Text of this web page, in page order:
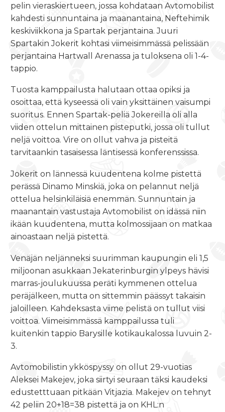
pelin vieraskiertueen, jossa kohdataan Avtomobilist
kahdesti sunnuntaina ja maanantaina, Neftehimik
keskiviikkona ja Spartak perjantaina. Juuri
Spartakin Jokerit kohtasi viimeisimmässä pelissään
perjantaina Hartwall Arenassa ja tuloksena oli 1-4-
tappio.
Tuosta kamppailusta halutaan ottaa opiksi ja
osoittaa, että kyseessä oli vain yksittäinen vaisumpi
suoritus. Ennen Spartak-peliä Jokereilla oli alla
viiden ottelun mittainen pisteputki, jossa oli tullut
neljä voittoa. Vire on ollut vahva ja pisteitä
tarvitaankin tasaisessa läntisessä konferenssissa.
Jokerit on lännessä kuudentena kolme pistettä
perässä Dinamo Minskiä, joka on pelannut neljä
ottelua helsinkiläisiä enemmän. Sunnuntain ja
maanantain vastustaja Avtomobilist on idässä niin
ikään kuudentena, mutta kolmossijaan on matkaa
ainoastaan neljä pistettä.
Venäjän neljänneksi suurimman kaupungin eli 1,5
miljoonan asukkaan Jekaterinburgin ylpeys hävisi
marras-joulukuussa peräti kymmenen ottelua
peräjälkeen, mutta on sittemmin päässyt takaisin
jaloilleen. Kahdeksasta viime pelistä on tullut viisi
voittoa. Viimeisimmässä kamppailussa tuli
kuitenkin tappio Barysille kotikaukalossa luvuin 2-
3.
Avtomobilistin ykköspyssy on ollut 29-vuotias
Aleksei Makejev, joka siirtyi seuraan täksi kaudeksi
edustetttuaan pitkään Vitjazia. Makejev on tehnyt
42 peliin 20+18=38 pistettä ja on KHL:n